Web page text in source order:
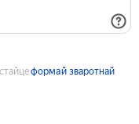
формай зваротнай